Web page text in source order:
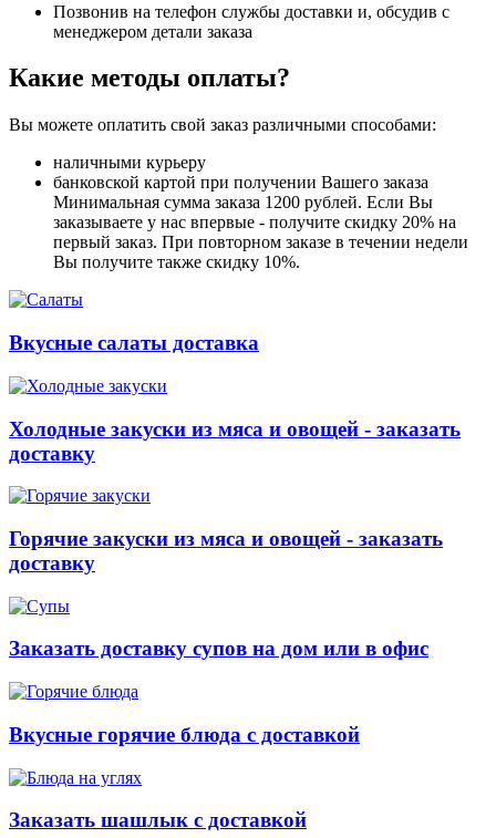
Позвонив на телефон службы доставки и, обсудив с
менеджером детали заказа
Какие методы оплаты?
Вы можете оплатить свой заказ различными способами:
наличными курьеру
банковской картой при получении Вашего заказа
Минимальная сумма заказа 1200 рублей. Если Вы
заказываете у нас впервые - получите скидку 20% на
первый заказ. При повторном заказе в течении недели
Вы получите также скидку 10%.
Вкусные салаты доставка
Холодные закуски из мяса и овощей - заказать
доставку
Горячие закуски из мяса и овощей - заказать
доставку
Заказать доставку супов на дом или в офис
Вкусные горячие блюда с доставкой
Заказать шашлык с доставкой